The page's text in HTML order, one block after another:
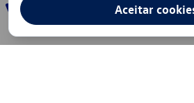
Aceitar